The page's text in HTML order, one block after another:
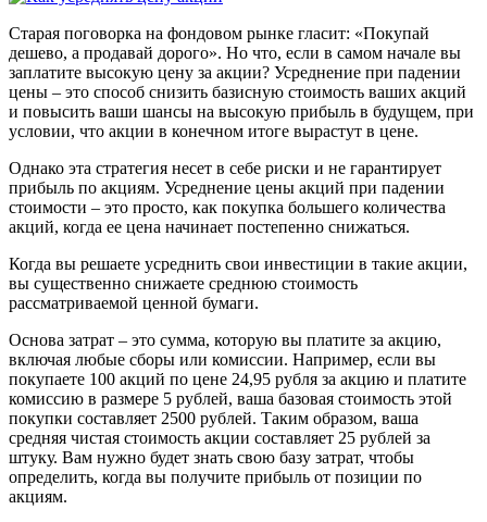
Старая поговорка на фондовом рынке гласит: «Покупай
дешево, а продавай дорого». Но что, если в самом начале вы
заплатите высокую цену за акции? Усреднение при падении
цены – это способ снизить базисную стоимость ваших акций
и повысить ваши шансы на высокую прибыль в будущем, при
условии, что акции в конечном итоге вырастут в цене.
Однако эта стратегия несет в себе риски и не гарантирует
прибыль по акциям. Усреднение цены акций при падении
стоимости – это просто, как покупка большего количества
акций, когда ее цена начинает постепенно снижаться.
Когда вы решаете усреднить свои инвестиции в такие акции,
вы существенно снижаете среднюю стоимость
рассматриваемой ценной бумаги.
Основа затрат – это сумма, которую вы платите за акцию,
включая любые сборы или комиссии. Например, если вы
покупаете 100 акций по цене 24,95 рубля за акцию и платите
комиссию в размере 5 рублей, ваша базовая стоимость этой
покупки составляет 2500 рублей. Таким образом, ваша
средняя чистая стоимость акции составляет 25 рублей за
штуку. Вам нужно будет знать свою базу затрат, чтобы
определить, когда вы получите прибыль от позиции по
акциям.